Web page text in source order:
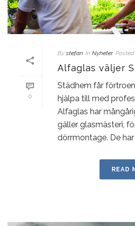
0
By stefan In Nyheter Posted
Alfaglas väljer
Städhem får
hjälpa till med
Alfaglas har
gäller glasmästeri,
dörrmontage. De
READ